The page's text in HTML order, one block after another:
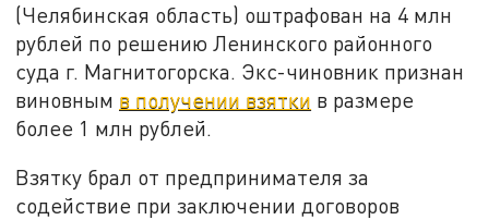
(Челябинская область) оштрафован на 4 млн
рублей по решению Ленинского районного
суда г. Магнитогорска. Экс-чиновник признан
виновным в получении взятки в размере
более 1 млн рублей.
Взятку брал от предпринимателя за
содействие при заключении договоров